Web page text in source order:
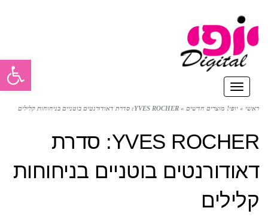
תפריט
ראשי » יופי! מוצרים חדשים » YVES ROCHER: סדרת דאודורנטים בוטניים בניחוחות קלילים
YVES ROCHER: סדרת
דאודורנטים בוטניים בניחוחות
קלילים
פתח